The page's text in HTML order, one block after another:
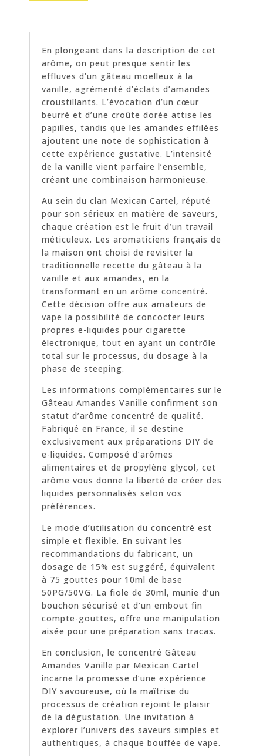
En plongeant dans la description de cet
arôme, on peut presque sentir les
effluves d’un gâteau moelleux à la
vanille, agrémenté d’éclats d’amandes
croustillants. L’évocation d’un cœur
beurré et d’une croûte dorée attise les
papilles, tandis que les amandes effilées
ajoutent une note de sophistication à
cette expérience gustative. L’intensité
de la vanille vient parfaire l’ensemble,
créant une combinaison harmonieuse.
Au sein du clan Mexican Cartel, réputé
pour son sérieux en matière de saveurs,
chaque création est le fruit d’un travail
méticuleux. Les aromaticiens français de
la maison ont choisi de revisiter la
traditionnelle recette du gâteau à la
vanille et aux amandes, en la
transformant en un arôme concentré.
Cette décision offre aux amateurs de
vape la possibilité de concocter leurs
propres e-liquides pour cigarette
électronique, tout en ayant un contrôle
total sur le processus, du dosage à la
phase de steeping.
Les informations complémentaires sur le
Gâteau Amandes Vanille confirment son
statut d’arôme concentré de qualité.
Fabriqué en France, il se destine
exclusivement aux préparations DIY de
e-liquides. Composé d’arômes
alimentaires et de propylène glycol, cet
arôme vous donne la liberté de créer des
liquides personnalisés selon vos
préférences.
Le mode d’utilisation du concentré est
simple et flexible. En suivant les
recommandations du fabricant, un
dosage de 15% est suggéré, équivalent
à 75 gouttes pour 10ml de base
50PG/50VG. La fiole de 30ml, munie d’un
bouchon sécurisé et d’un embout fin
compte-gouttes, offre une manipulation
aisée pour une préparation sans tracas.
En conclusion, le concentré Gâteau
Amandes Vanille par Mexican Cartel
incarne la promesse d’une expérience
DIY savoureuse, où la maîtrise du
processus de création rejoint le plaisir
de la dégustation. Une invitation à
explorer l’univers des saveurs simples et
authentiques, à chaque bouffée de vape.